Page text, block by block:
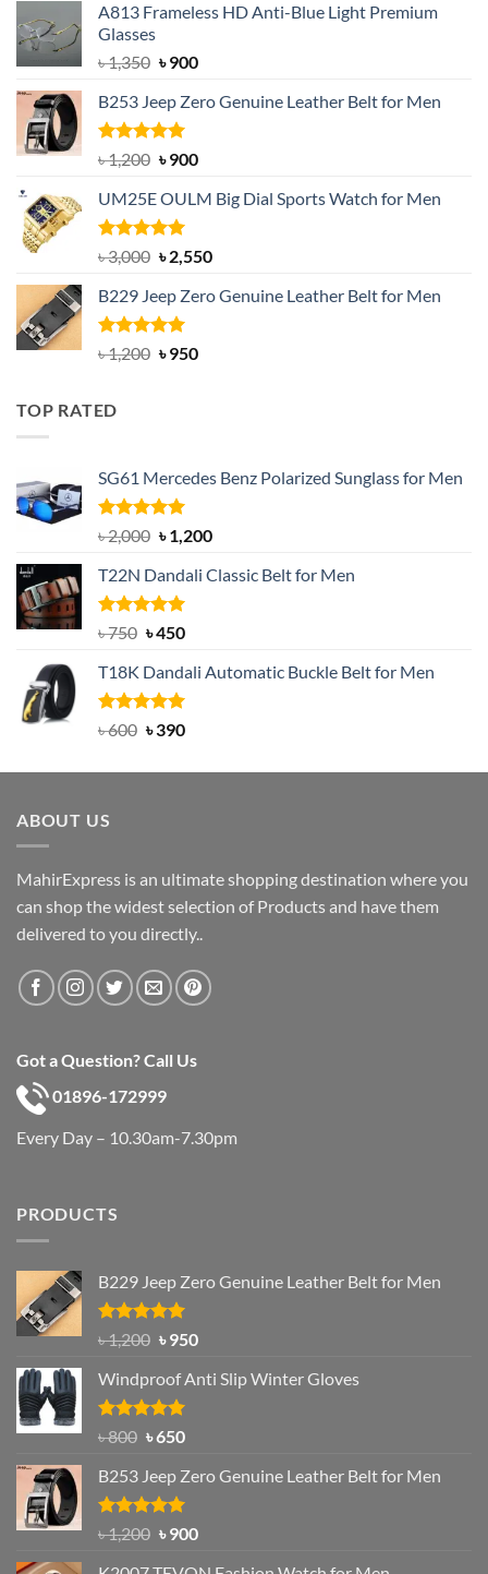
A813 Frameless HD Anti-Blue Light Premium
Glasses
৳1,350 Original
was:
৳ 1,350.
৳900Current
is:
B253 Jeep Zero Genuine Leather Belt for Men
Rated5.00
out of 5
৳1,200 Original
was:
৳ 1,200.
৳900Current
is:
UM25E OULM Big Dial Sports Watch for Men
Rated5.00
out of 5
৳3,000 Original
was:
৳ 3,000.
৳2,550Current
is:
B229 Jeep Zero Genuine Leather Belt for Men
Rated4.92
out of 5
৳1,200 Original
৳950Current
TOP RATED
SG61 Mercedes Benz Polarized Sunglass for Men
Rated5.00
out of 5
৳2,000 Original
was:
৳ 2,000.
৳1,200Current
is:
T22N Dandali Classic Belt for Men
Rated5.00
৳750 Original
was:
৳ 750.
৳450Current
is:
৳ 450.
T18K Dandali Automatic Buckle Belt for Men
Rated5.00
৳600 Original
was:
৳390Current
is:
ABOUT US
MahirExpress is an ultimate shopping destination where you
can shop the widest selection of Products and have them
delivered to you directly..
Got a Question? Call Us
01896-172999
Every Day – 10.30am-7.30pm
PRODUCTS
B229 Jeep Zero Genuine Leather Belt for Men
Rated4.92
out of 5
৳1,200 Original
was:
৳ 1,200.
৳950Current
is:
Windproof Anti Slip Winter Gloves
Rated4.97
৳800 Original
was:
৳ 800.
৳650Current
is:
৳ 650.
B253 Jeep Zero Genuine Leather Belt for Men
Rated5.00
out of 5
৳1,200 Original
৳900Current